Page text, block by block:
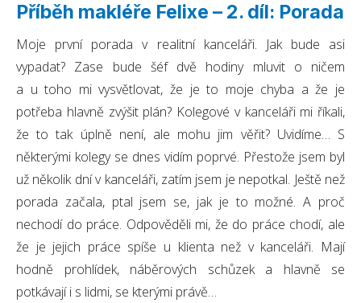
Příběh makléře Felixe – 2. díl: Porada
Moje první porada v realitní kanceláři. Jak bude asi
vypadat? Zase bude šéf dvě hodiny mluvit o ničem
a u toho mi vysvětlovat, že je to moje chyba a že je
potřeba hlavně zvýšit plán? Kolegové v kanceláři mi říkali,
že to tak úplně není, ale mohu jim věřit? Uvidíme… S
některými kolegy se dnes vidím poprvé. Přestože jsem byl
už několik dní v kanceláři, zatím jsem je nepotkal. Ještě než
porada začala, ptal jsem se, jak je to možné. A proč
nechodí do práce. Odpověděli mi, že do práce chodí, ale
že je jejich práce spíše u klienta než v kanceláři. Mají
hodně prohlídek, náběrových schůzek a hlavně se
potkávají i s lidmi, se kterými právě…